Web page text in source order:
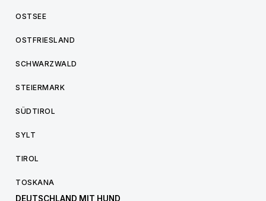
OSTSEE
OSTFRIESLAND
SCHWARZWALD
STEIERMARK
SÜDTIROL
SYLT
TIROL
TOSKANA
DEUTSCHLAND MIT HUND